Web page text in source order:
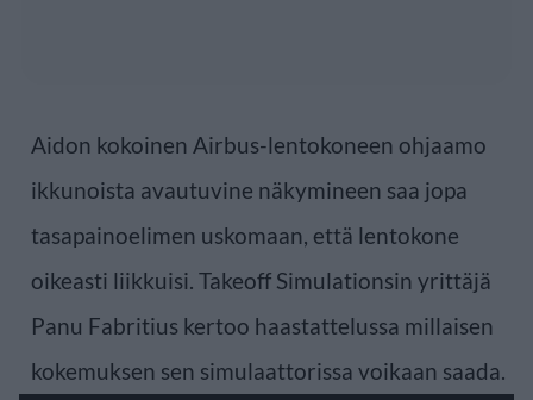
Aidon kokoinen Airbus-lentokoneen ohjaamo
ikkunoista avautuvine näkymineen saa jopa
tasapainoelimen uskomaan, että lentokone
oikeasti liikkuisi. Takeoff Simulationsin yrittäjä
Panu Fabritius kertoo haastattelussa millaisen
kokemuksen sen simulaattorissa voikaan saada.